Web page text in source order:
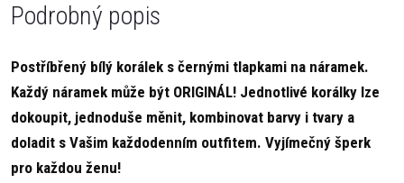
Podrobný popis
Postříbřený bílý korálek s černými tlapkami na náramek.
Každý náramek může být ORIGINÁL! Jednotlivé korálky lze
dokoupit, jednoduše měnit, kombinovat barvy i tvary a
doladit s Vašim každodenním outfitem. Vyjímečný šperk
pro každou ženu!